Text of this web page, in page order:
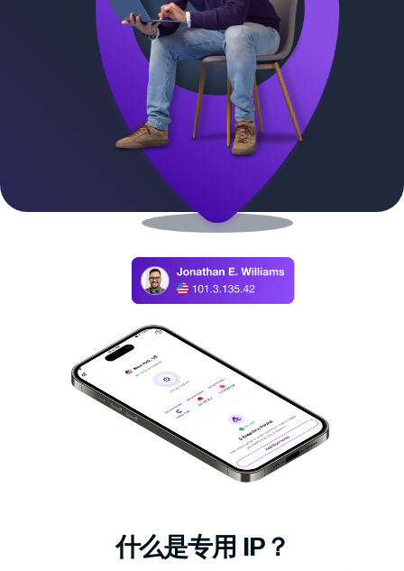
什么是专用 IP？